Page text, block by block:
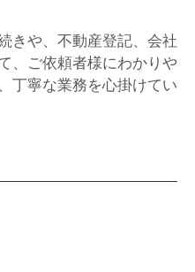
きや、不動産登記、会社
、ご依頼者様にわかりや
丁寧な業務を心掛けてい